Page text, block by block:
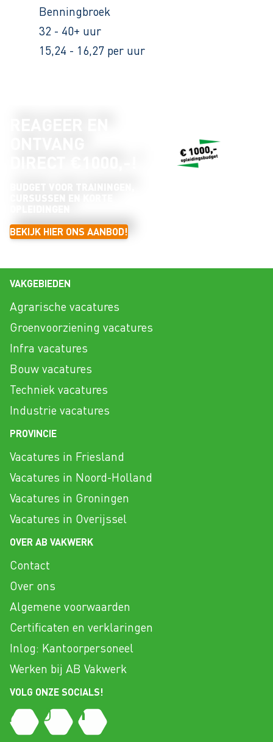
Benningbroek
32 - 40+ uur
15,24 - 16,27 per uur
BEKIJK HIER ONS AANBOD!
VAKGEBIEDEN
Agrarische vacatures
Groenvoorziening vacatures
Infra vacatures
Bouw vacatures
Techniek vacatures
Industrie vacatures
PROVINCIE
Vacatures in Friesland
Vacatures in Noord-Holland
Vacatures in Groningen
Vacatures in Overijssel
OVER AB VAKWERK
Contact
Over ons
Algemene voorwaarden
Certificaten en verklaringen
Inlog: Kantoorpersoneel
Werken bij AB Vakwerk
VOLG ONZE SOCIALS!